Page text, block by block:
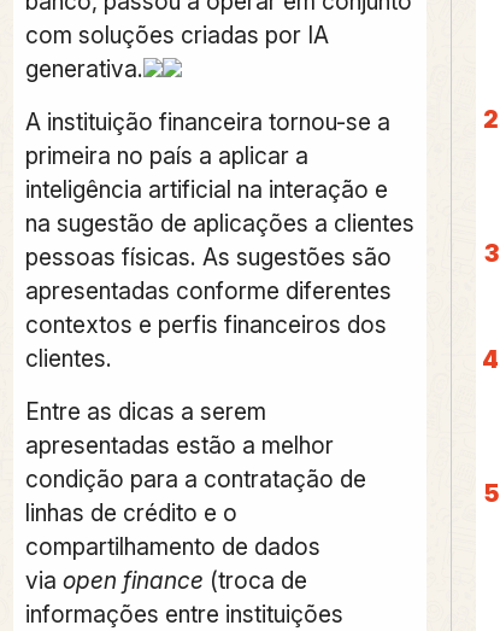
com soluções criadas por IA
generativa.
A instituição financeira tornou-se a
primeira no país a aplicar a
inteligência artificial na interação e
na sugestão de aplicações a clientes
pessoas físicas. As sugestões são
apresentadas conforme diferentes
contextos e perfis financeiros dos
clientes.
Entre as dicas a serem
apresentadas estão a melhor
condição para a contratação de
linhas de crédito e o
compartilhamento de dados
via open finance (troca de
informações entre instituições